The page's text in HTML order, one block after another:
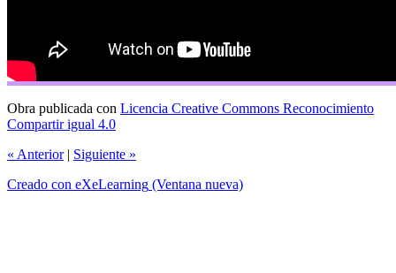
Obra publicada con Licencia Creative Commons Reconocimiento
Compartir igual 4.0
« Anterior | Siguiente »
Creado con eXeLearning (Ventana nueva)